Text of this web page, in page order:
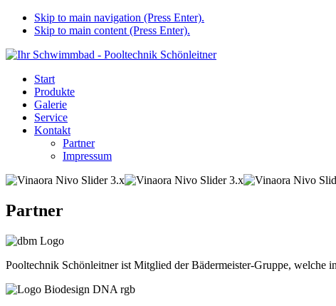
Skip to main navigation (Press Enter).
Skip to main content (Press Enter).
Start
Produkte
Galerie
Service
Kontakt
Partner
Impressum
Partner
Pooltechnik Schönleitner ist Mitglied der Bädermeister-Gruppe, welche